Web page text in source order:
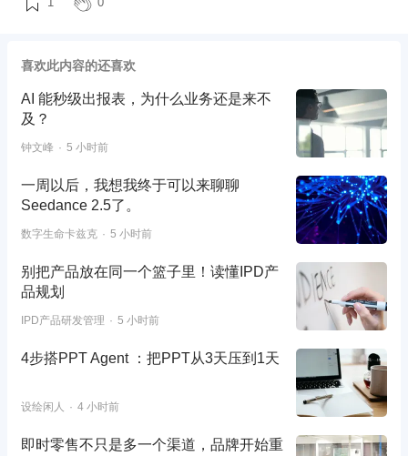
喜欢此内容的还喜欢
AI 能秒级出报表，为什么业务还是来不
及？
钟文峰 5 小时前
一周以后，我想我终于可以来聊聊
Seedance 2.5了。
数字生命卡兹克 5 小时前
别把产品放在同一个篮子里！读懂IPD产
品规划
IPD产品研发管理 5 小时前
4步搭PPT Agent ：把PPT从3天压到1天
设绘闲人 4 小时前
即时零售不只是多一个渠道，品牌开始重